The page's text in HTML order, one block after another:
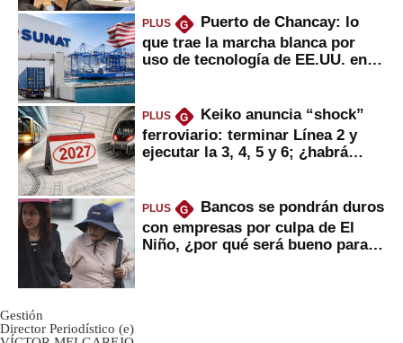
PLUS G
Puerto de Chancay: lo
que trae la marcha blanca por
uso de tecnología de EE.UU. en
PLUS G
Keiko anuncia “shock”
ferroviario: terminar Línea 2 y
ejecutar la 3, 4, 5 y 6; ¿habrá
PLUS G
Bancos se pondrán duros
con empresas por culpa de El
Niño, ¿por qué será bueno para
Gestión
Director Periodístico (e)